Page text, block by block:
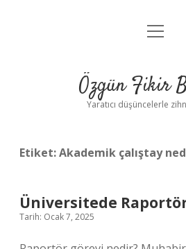
Anasayfa
Yasal Uyarı
menüyü
Özgün Fikir
Yaratıcı düşüncelerle
Etiket:Akademik çalıştay
Üniversitede
Tarih: Ocak 7, 2025